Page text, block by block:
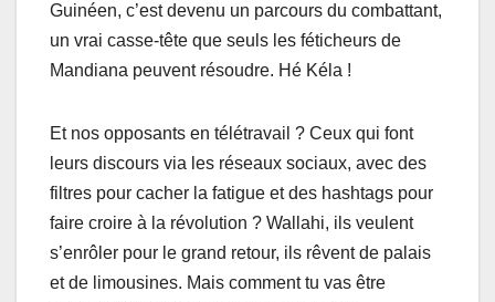
Guinéen, c’est devenu un parcours du combattant,
un vrai casse-tête que seuls les féticheurs de
Mandiana peuvent résoudre. Hé Kéla !
Et nos opposants en télétravail ? Ceux qui font
leurs discours via les réseaux sociaux, avec des
filtres pour cacher la fatigue et des hashtags pour
faire croire à la révolution ? Wallahi, ils veulent
s’enrôler pour le grand retour, ils rêvent de palais
et de limousines. Mais comment tu vas être